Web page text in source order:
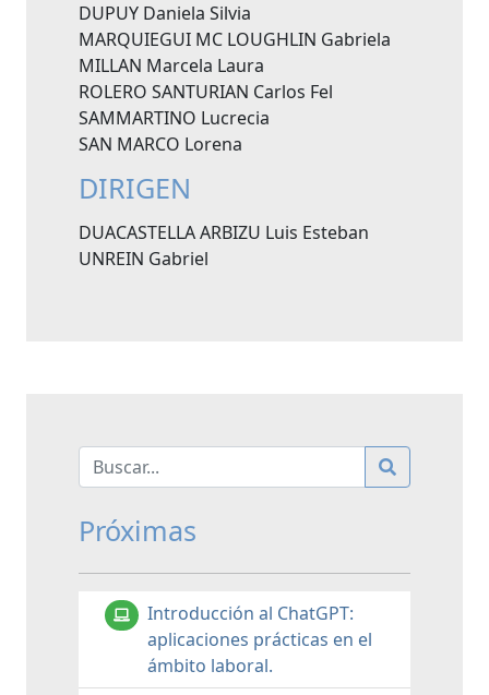
DUPUY Daniela Silvia
MARQUIEGUI MC LOUGHLIN Gabriela
MILLAN Marcela Laura
ROLERO SANTURIAN Carlos Fel
SAMMARTINO Lucrecia
SAN MARCO Lorena
DIRIGEN
DUACASTELLA ARBIZU Luis Esteban
UNREIN Gabriel
Próximas
Introducción al ChatGPT:
aplicaciones prácticas en el
ámbito laboral.